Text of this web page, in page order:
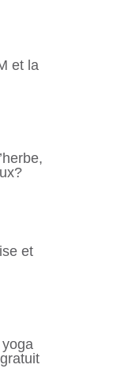
et la
et